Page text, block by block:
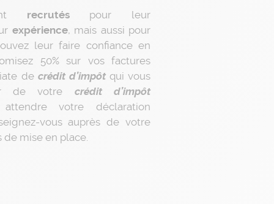
recrutéspour leur
expérience, mais aussi pour
leur faire confiance en
50% sur vos factures
de crédit d’impôtqui vous
de votre crédit d’impôt
votre déclaration
vous auprès de votre
mise en place.